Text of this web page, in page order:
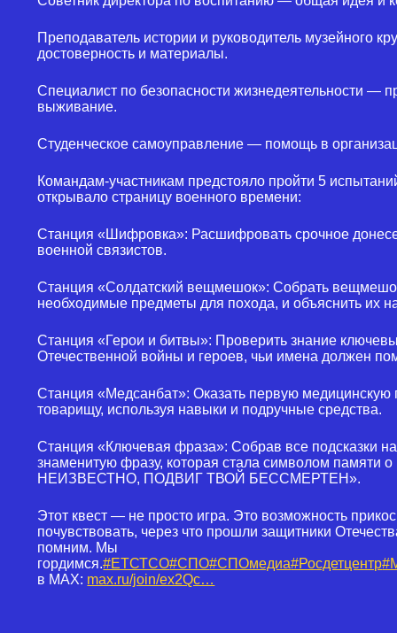
Преподаватель истории и руководитель музейного
достоверность и материалы.
Специалист по безопасности жизнедеятельности —
выживание.
Студенческое самоуправление — помощь в
Командам-участникам предстояло пройти 5
открывало страницу военного времени:
Станция «Шифровка»: Расшифровать срочное
военной связистов.
Станция «Солдатский вещмешок»: Собрать
необходимые предметы для похода, и объяснить их
Станция «Герои и битвы»: Проверить знание
Отечественной войны и героев, чьи имена должен
Станция «Медсанбат»: Оказать первую
товарищу, используя навыки и подручные средства.
Станция «Ключевая фраза»: Собрав все подсказки
знаменитую фразу, которая стала символом
НЕИЗВЕСТНО, ПОДВИГ ТВОЙ БЕССМЕРТЕН».
️Этот квест — не просто игра. Это возможность
почувствовать, через что прошли защитники
помним. Мы
гордимся.#ЕТСТСО#СПО#СПОмедиа#Росдетцентр
в MAX: max.ru/join/ex2Qc…